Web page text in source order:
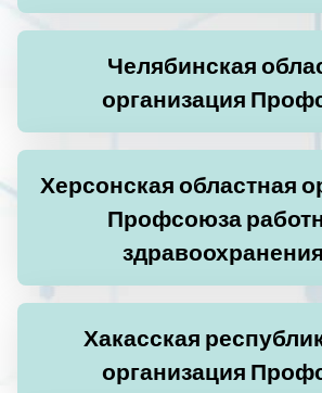
Челябинская
организация
Херсонская областная
Профсоюза
Хакасская
организация